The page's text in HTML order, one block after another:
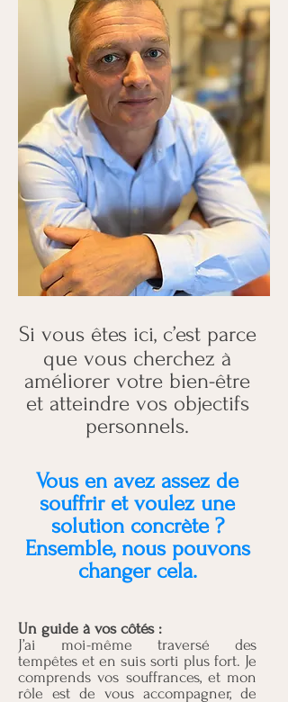
Si vous êtes ici, c’est parce
que vous cherchez à
améliorer votre bien-être
et atteindre vos objectifs
personnels.
Vous en avez assez de
souffrir et voulez une
solution concrète ?
Ensemble, nous pouvons
changer cela.
Un guide à vos côtés :
J’ai moi-même traversé des
tempêtes et en suis sorti plus fort. Je
comprends vos souffrances, et mon
rôle est de vous accompagner, de